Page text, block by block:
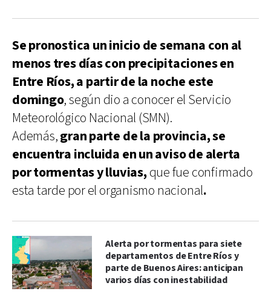
Se pronostica un inicio de semana con al
menos tres días con precipitaciones en
Entre Ríos, a partir de la noche este
domingo, según dio a conocer el Servicio
Meteorológico Nacional (SMN).
Además,gran parte de la provincia, se
encuentra incluida en un aviso de alerta
por tormentas y lluvias,que fue confirmado
esta tarde por el organismo nacional.
Alerta por tormentas para siete
departamentos de Entre Ríos y
parte de Buenos Aires: anticipan
varios días con inestabilidad